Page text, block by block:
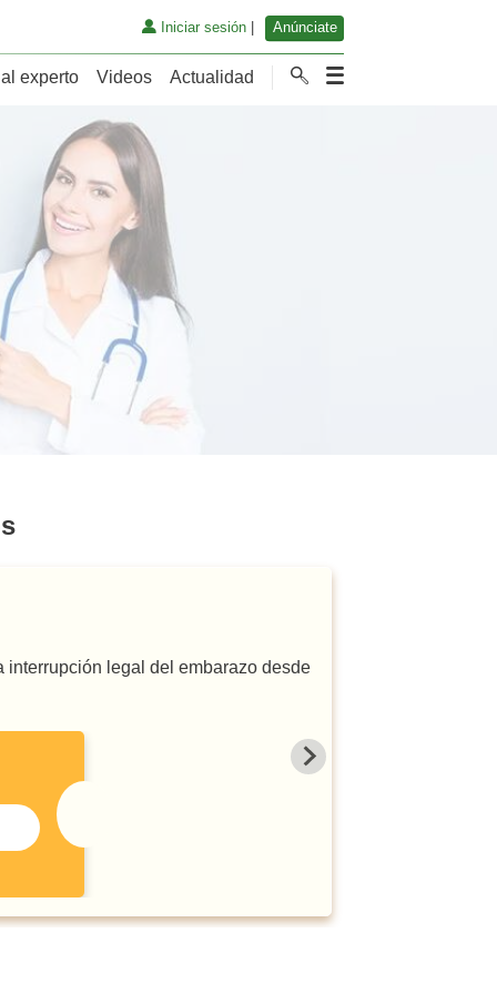
Iniciar sesión| Anúnciate
experto Videos Actualidad
interrupción legal del embarazo desde